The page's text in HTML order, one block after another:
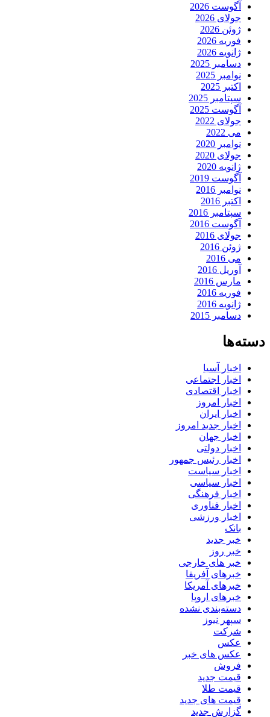
آگوست 2026
جولای 2026
ژوئن 2026
فوریه 2026
ژانویه 2026
دسامبر 2025
نوامبر 2025
اکتبر 2025
سپتامبر 2025
آگوست 2025
جولای 2022
می 2022
نوامبر 2020
جولای 2020
ژانویه 2020
آگوست 2019
نوامبر 2016
اکتبر 2016
سپتامبر 2016
آگوست 2016
جولای 2016
ژوئن 2016
می 2016
آوریل 2016
مارس 2016
فوریه 2016
ژانویه 2016
دسامبر 2015
دسته‌ها
اخبار آسیا
اخبار اجتماعی
اخبار اقتصادی
اخبار امروز
اخبار ایران
اخبار جدید امروز
اخبار جهان
اخبار دولتی
اخبار رئیس جمهور
اخبار سیاست
اخبار سیاسی
اخبار فرهنگی
اخبار فناوری
اخبار ورزشی
بانک
خبر جدید
خبر روز
خبر های خارجی
خبرهای آفریقا
خبرهای آمریکا
خبرهای اروپا
دسته‌بندی نشده
سپهر نیوز
شرکت
عکس
عکس های خبر
فروش
قیمت جدید
قیمت طلا
قیمت های جدید
گزارش جدید